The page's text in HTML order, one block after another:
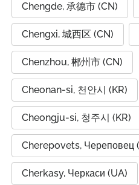
Chengde, 承德市 (CN)
Chengxi, 城西区 (CN)
Chenzhou, 郴州市 (CN)
Cheonan-si, 천안시 (KR)
Cheongju-si, 청주시 (KR)
Cherepovets, Череповец
Cherkasy, Черкаси (UA)